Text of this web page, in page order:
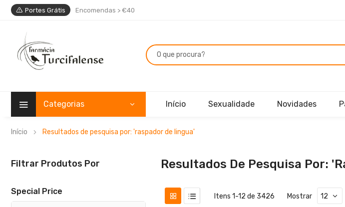
Portes Grátis Encomendas > €40
Categorias Início Sexualidade Novidades
Início Resultados de pesquisa por: 'raspador de lingua'
Resultados De Pesquisa Por:
Itens 1-12 de 3426 Mostrar
Filtrar Produtos Por
Special Price